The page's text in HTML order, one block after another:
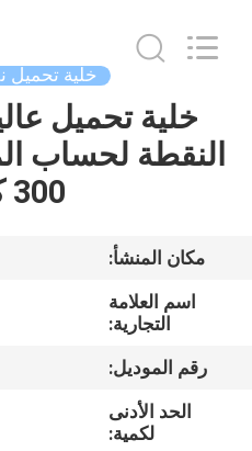
أشرطة
فيديو
معلومات
Instruments
خلية تحميل
خلية تحميل
300 كجم
مكان المنشأ:
اسم العلامة
التجارية:
رقم الموديل:
الحد الأدنى
لكمية: